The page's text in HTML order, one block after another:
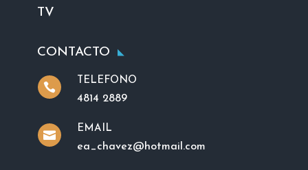
TV
CONTACTO

TELEFONO
4814 2889

EMAIL
ea_chavez@hotmail.com